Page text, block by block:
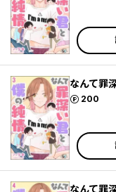
なんて罪
200
ポイント
なんて罪